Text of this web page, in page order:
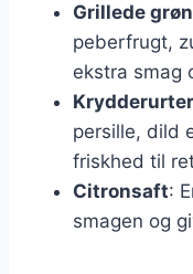
Grillede
peberfrugt,
ekstra smag
Krydderurter
persille, dild
friskhed til
Citronsaft:
smagen og